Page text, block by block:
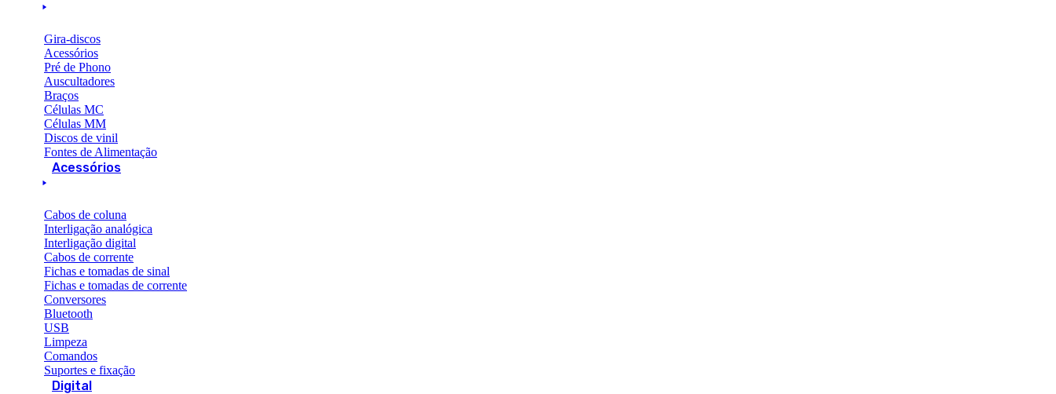
Gira-discos
Acessórios
Pré de Phono
Auscultadores
Braços
Células MC
Células MM
Discos de vinil
Fontes de Alimentação
Acessórios
Cabos de coluna
Interligação analógica
Interligação digital
Cabos de corrente
Fichas e tomadas de sinal
Fichas e tomadas de corrente
Conversores
Bluetooth
USB
Limpeza
Comandos
Suportes e fixação
Digital